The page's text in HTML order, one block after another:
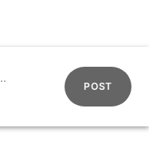
POST